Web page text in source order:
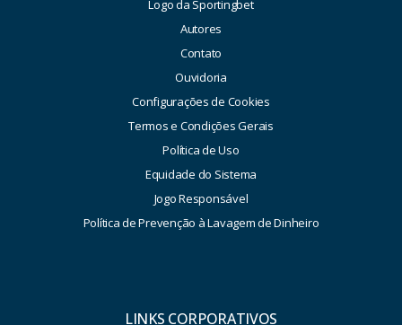
Logo da Sportingbet
Autores
Contato
Ouvidoria
Configurações de Cookies
Termos e Condições Gerais
Política de Uso
Equidade do Sistema
Jogo Responsável
Política de Prevenção à Lavagem de Dinheiro
LINKS CORPORATIVOS